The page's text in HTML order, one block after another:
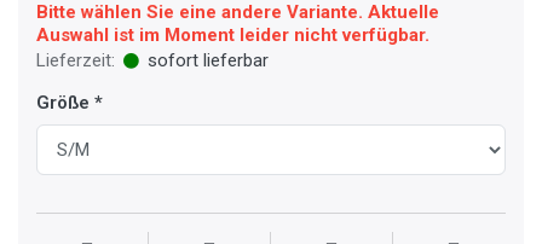
Bitte wählen Sie eine andere Variante. Aktuelle
Auswahl ist im Moment leider nicht verfügbar.
Lieferzeit:
sofort lieferbar
Größe